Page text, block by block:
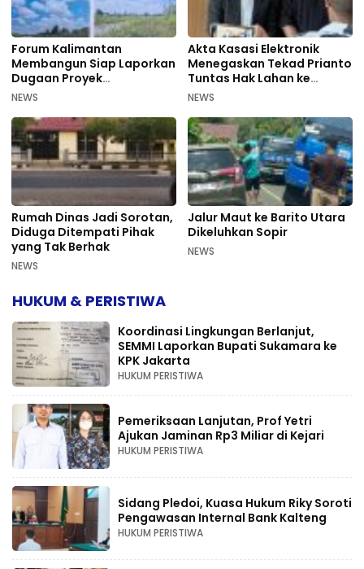
Forum Kalimantan
Membangun Siap Laporkan
Dugaan Proyek
Bermasalah PUPR Kalteng
NEWS
Akta Kasasi Elektronik
Menegaskan Tekad Prianto
Tuntas Hak Lahan ke
Mahkamah Agung
NEWS
Rumah Dinas Jadi Sorotan,
Diduga Ditempati Pihak
yang Tak Berhak
NEWS
Jalur Maut ke Barito Utara
Dikeluhkan Sopir
NEWS
HUKUM & PERISTIWA
Koordinasi Lingkungan Berlanjut,
SEMMI Laporkan Bupati Sukamara ke
KPK Jakarta
HUKUM PERISTIWA
Pemeriksaan Lanjutan, Prof Yetri
Ajukan Jaminan Rp3 Miliar di Kejari
HUKUM PERISTIWA
Sidang Pledoi, Kuasa Hukum Riky Soroti
Pengawasan Internal Bank Kalteng
HUKUM PERISTIWA